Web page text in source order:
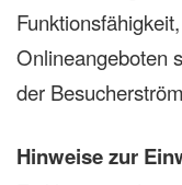
Onlineangeboten
der
Hinweise zur